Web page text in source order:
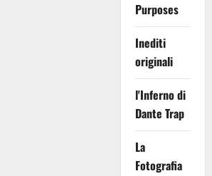
Purposes
Inediti
originali
l'Inferno di
Dante Trap
La
Fotografia